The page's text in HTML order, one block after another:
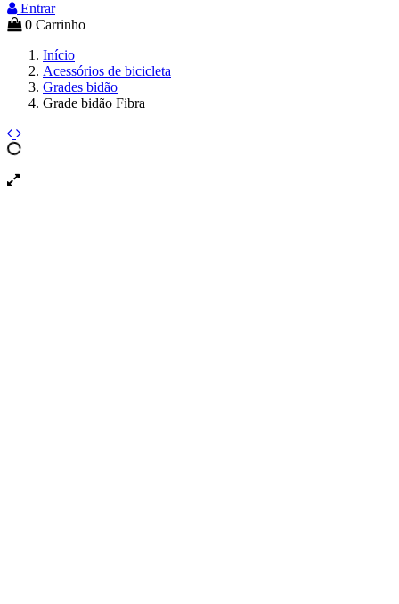
Entrar
0 Carrinho
Início
Acessórios de bicicleta
Grades bidão
Grade bidão Fibra